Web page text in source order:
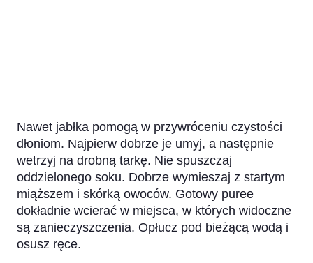
––––––––––
Nawet jabłka pomogą w przywróceniu czystości
dłoniom. Najpierw dobrze je umyj, a następnie
wetrzyj na drobną tarkę. Nie spuszczaj
oddzielonego soku. Dobrze wymieszaj z startym
miąższem i skórką owoców. Gotowy puree
dokładnie wcierać w miejsca, w których widoczne
są zanieczyszczenia. Opłucz pod bieżącą wodą i
osusz ręce.